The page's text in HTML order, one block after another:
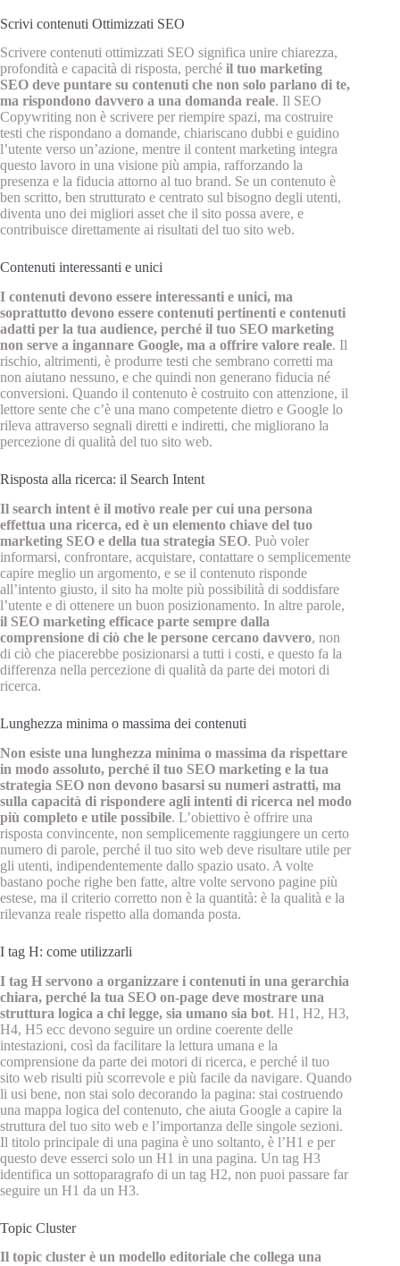
Scrivi contenuti Ottimizzati SEO
Scrivere contenuti ottimizzati SEO significa unire chiarezza,
profondità e capacità di risposta, perché il tuo marketing
SEO deve puntare su contenuti che non solo parlano di te,
ma rispondono davvero a una domanda reale. Il SEO
Copywriting non è scrivere per riempire spazi, ma costruire
testi che rispondano a domande, chiariscano dubbi e guidino
l’utente verso un’azione, mentre il content marketing integra
questo lavoro in una visione più ampia, rafforzando la
presenza e la fiducia attorno al tuo brand. Se un contenuto è
ben scritto, ben strutturato e centrato sul bisogno degli utenti,
diventa uno dei migliori asset che il sito possa avere, e
contribuisce direttamente ai risultati del tuo sito web.
Contenuti interessanti e unici
I contenuti devono essere interessanti e unici, ma
soprattutto devono essere contenuti pertinenti e contenuti
adatti per la tua audience, perché il tuo SEO marketing
non serve a ingannare Google, ma a offrire valore reale. Il
rischio, altrimenti, è produrre testi che sembrano corretti ma
non aiutano nessuno, e che quindi non generano fiducia né
conversioni. Quando il contenuto è costruito con attenzione, il
lettore sente che c’è una mano competente dietro e Google lo
rileva attraverso segnali diretti e indiretti, che migliorano la
percezione di qualità del tuo sito web.
Risposta alla ricerca: il Search Intent
Il search intent è il motivo reale per cui una persona
effettua una ricerca, ed è un elemento chiave del tuo
marketing SEO e della tua strategia SEO. Può voler
informarsi, confrontare, acquistare, contattare o semplicemente
capire meglio un argomento, e se il contenuto risponde
all’intento giusto, il sito ha molte più possibilità di soddisfare
l’utente e di ottenere un buon posizionamento. In altre parole,
il SEO marketing efficace parte sempre dalla
comprensione di ciò che le persone cercano davvero, non
di ciò che piacerebbe posizionarsi a tutti i costi, e questo fa la
differenza nella percezione di qualità da parte dei motori di
ricerca.
Lunghezza minima o massima dei contenuti
Non esiste una lunghezza minima o massima da rispettare
in modo assoluto, perché il tuo SEO marketing e la tua
strategia SEO non devono basarsi su numeri astratti, ma
sulla capacità di rispondere agli intenti di ricerca nel modo
più completo e utile possibile. L’obiettivo è offrire una
risposta convincente, non semplicemente raggiungere un certo
numero di parole, perché il tuo sito web deve risultare utile per
gli utenti, indipendentemente dallo spazio usato. A volte
bastano poche righe ben fatte, altre volte servono pagine più
estese, ma il criterio corretto non è la quantità: è la qualità e la
rilevanza reale rispetto alla domanda posta.
I tag H: come utilizzarli
I tag H servono a organizzare i contenuti in una gerarchia
chiara, perché la tua SEO on‑page deve mostrare una
struttura logica a chi legge, sia umano sia bot. H1, H2, H3,
H4, H5 ecc devono seguire un ordine coerente delle
intestazioni, così da facilitare la lettura umana e la
comprensione da parte dei motori di ricerca, e perché il tuo
sito web risulti più scorrevole e più facile da navigare. Quando
li usi bene, non stai solo decorando la pagina: stai costruendo
una mappa logica del contenuto, che aiuta Google a capire la
struttura del tuo sito web e l’importanza delle singole sezioni.
Il titolo principale di una pagina è uno soltanto, è l’H1 e per
questo deve esserci solo un H1 in una pagina. Un tag H3
identifica un sottoparagrafo di un tag H2, non puoi passare far
seguire un H1 da un H3.
Topic Cluster
Il topic cluster è un modello editoriale che collega una